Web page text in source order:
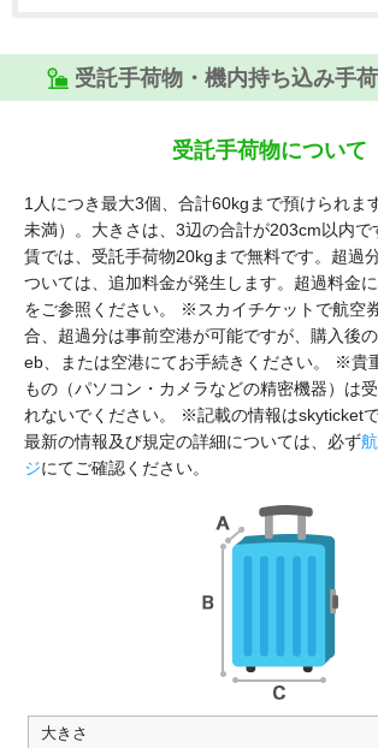
受託手荷物・機内持ち込み手
受託手荷物について
1人につき最大3個、合計60kgまで預けられま
未満）。大きさは、3辺の合計が203cm以内で
賃では、受託手荷物20kgまで無料です。超過
ついては、追加料金が発生します。超過料金
をご参照ください。 ※スカイチケットで航空
合、超過分は事前空港が可能ですが、購入後
eb、または空港にてお手続きください。 ※貴
もの（パソコン・カメラなどの精密機器）は
れないでください。 ※記載の情報はskyticketで
最新の情報及び規定の詳細については、必ず
ジにてご確認ください。
大きさ